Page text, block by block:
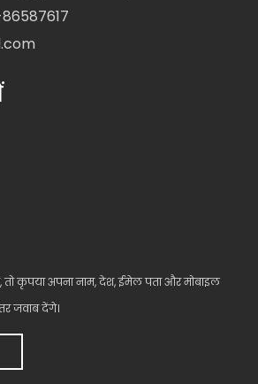
कृपया अपना नाम, देश, ईमेल पता और मोबाइल
जवाब देंगे।